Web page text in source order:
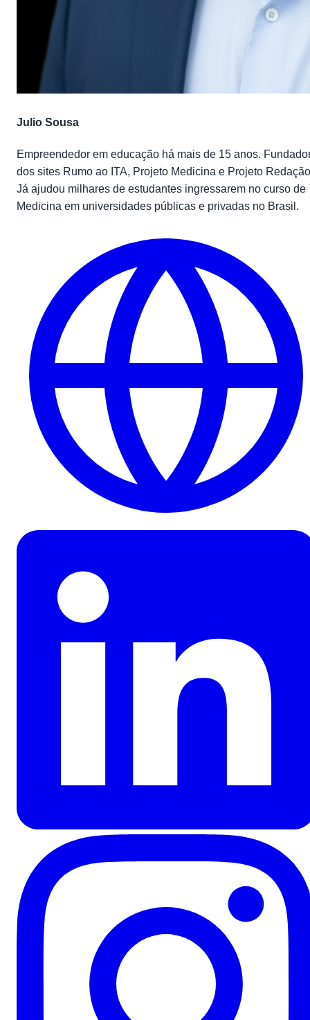
Julio Sousa
Empreendedor em educação há mais de 15 anos.
dos sites Rumo ao ITA, Projeto Medicina e Projeto
Já ajudou milhares de estudantes ingressarem no curso de
Medicina em universidades públicas e privadas no Brasil.